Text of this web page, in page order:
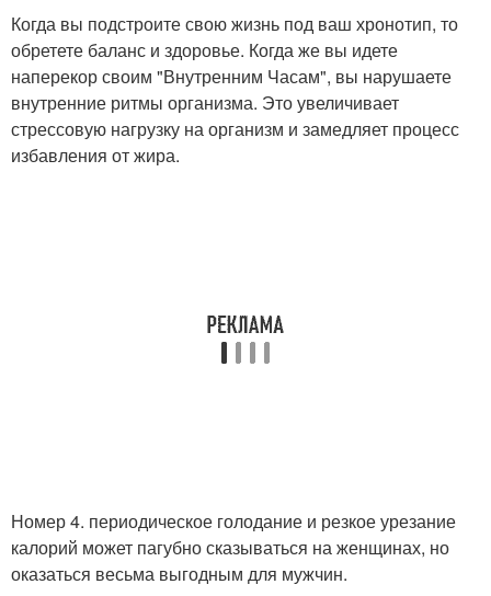
Когда вы подстроите свою жизнь под ваш хронотип, то
обретете баланс и здоровье. Когда же вы идете
наперекор своим "Внутренним Часам", вы нарушаете
внутренние ритмы организма. Это увеличивает
стрессовую нагрузку на организм и замедляет процесс
избавления от жира.
Номер 4. периодическое голодание и резкое урезание
калорий может пагубно сказываться на женщинах, но
оказаться весьма выгодным для мужчин.